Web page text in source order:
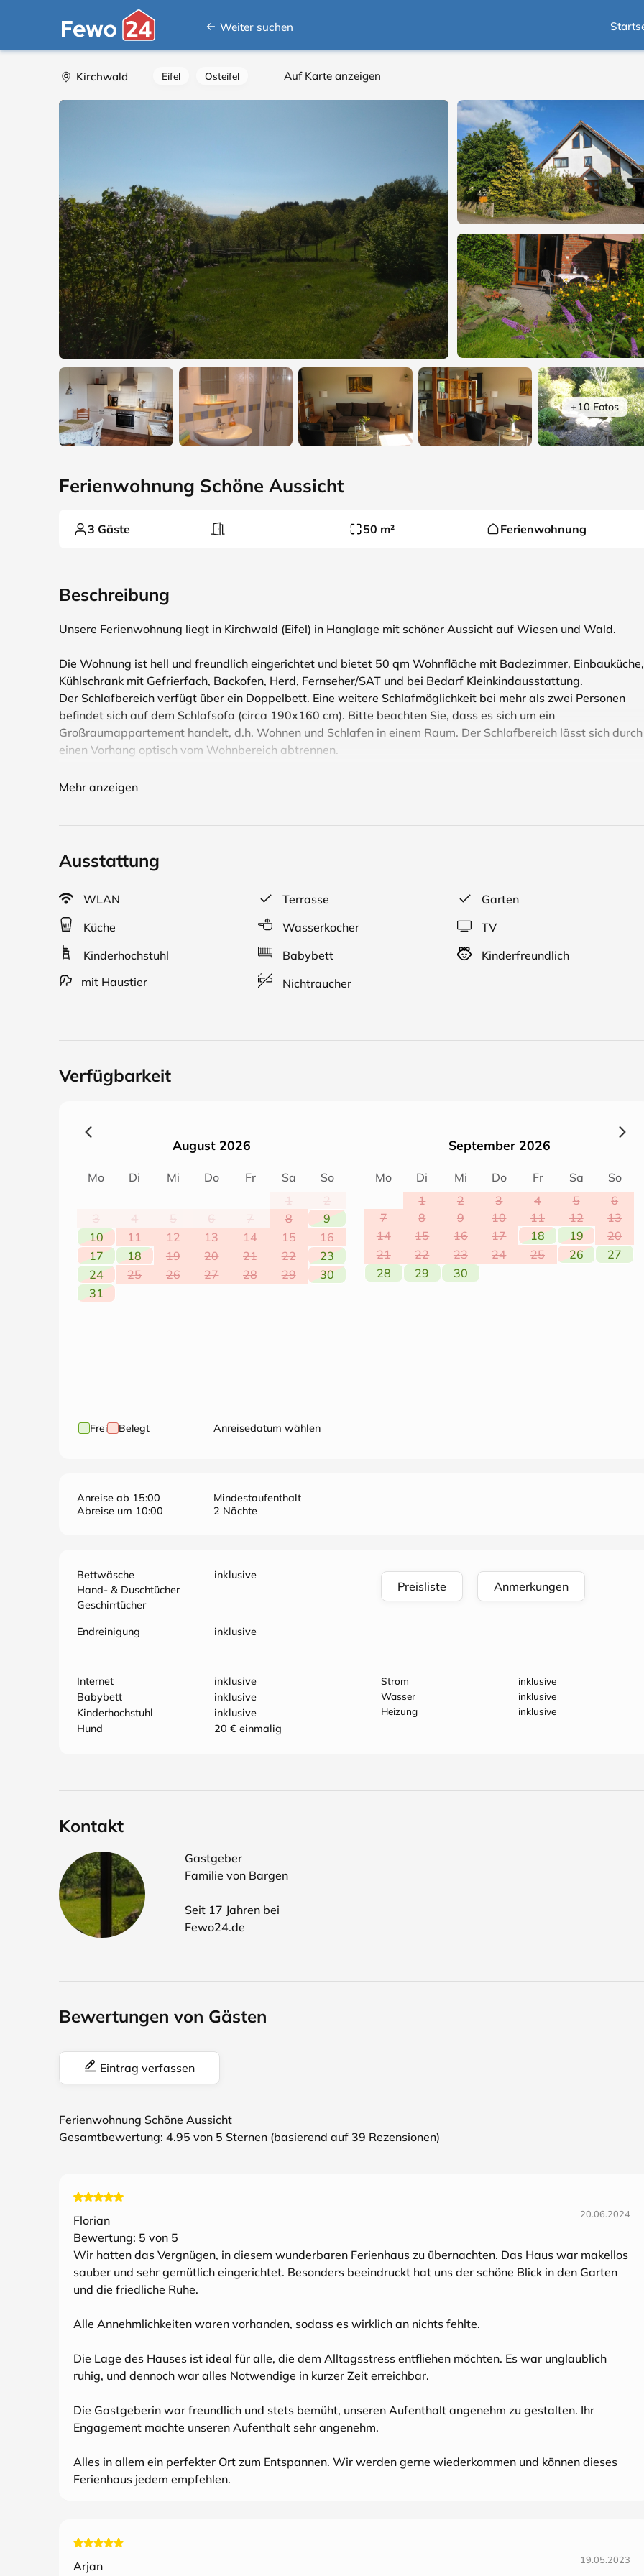
Weiter suchen
Kirchwald Eifel Osteifel Auf Karte anzeigen
+10 Fotos
Ferienwohnung Schöne Aussicht
3 Gäste 50 m² Ferienwohnung
Beschreibung
Unsere Ferienwohnung liegt in Kirchwald (Eifel) in Hanglage mit schöner Aussicht auf Wiesen und Wald.
Die Wohnung ist hell und freundlich eingerichtet und bietet 50 qm Wohnfläche mit Badezimmer, Einbauküche,
Kühlschrank mit Gefrierfach, Backofen, Herd, Fernseher/SAT und bei Bedarf Kleinkindausstattung.
Der Schlafbereich verfügt über ein Doppelbett. Eine weitere Schlafmöglichkeit bei mehr als zwei Personen
befindet sich auf dem Schlafsofa (circa 190x160 cm). Bitte beachten Sie, dass es sich um ein
Großraumappartement handelt, d.h. Wohnen und Schlafen in einem Raum. Der Schlafbereich lässt sich durch
einen Vorhang optisch vom Wohnbereich abtrennen.
WLAN ist kostenlos vorhanden. Die Wohnung verfügt über einen eigenen Hauseingang und Terrasse im
Inklusive Bettwäsche, Handtücher, Seife, Reinigungsmittel und Toilettenpapier.
Baby-/ Kleinkindausstattung kostenlos vorhanden.
Haustiere auf Anfrage: Maximal 2 kleine oder 1 großer Hund. Bitte beachten Sie, dass der Garten nicht
komplett umzäunt und Ihr Hund daher draußen angeleint ist. Es schaut ab und zu auch eine Katze im Garten
Keine Angst vor Bienen! In dem Garten haben wir in einer Ecke Bienenvölker stehen. Normalerweise wählen
Bienen ihren Weg fernab der Ferienwohnung, dennoch bitte bedenken Sie dies, falls Sie eine Allergie oder
Mehr anzeigen
Ausstattung
WLAN Terrasse
Garten
Küche
Wasserkocher
TV
Kinderhochstuhl
Babybett
Kinderfreundlich
mit Haustier
Nichtraucher
Verfügbarkeit
August 2026
Mo Di Mi Do Fr Sa
So
1
2
3
4 5 6 7 8
9
10
11 12 13 14 15
16
17
18 19 20 21 22
23
24
25 26 27 28 29
30
31
September 2026
Mo Di Mi Do Fr Sa
So
1
2 3 4 5
6
7
8 9 10 11 12
13
14
15 16 17 18 19
20
21
22 23 24 25 26
27
28
29 30
Frei Belegt Anreisedatum wählen
Anreise ab 15:00
Abreise um 10:00
Mindestaufenthalt
2 Nächte
Bettwäsche
Hand- & Duschtücher
Geschirrtücher
inklusive
Endreinigung inklusive
Preisliste Anmerkungen
Internet
inklusive
Babybett
inklusive
Kinderhochstuhl
inklusive
Hund
20 € einmalig
Strom
inklusive
Wasser
inklusive
Heizung
inklusive
Kontakt
Gastgeber
Familie von Bargen
Seit 17 Jahren bei
Fewo24.de
Bewertungen von Gästen
Eintrag verfassen
Ferienwohnung Schöne Aussicht
Gesamtbewertung: 4.95 von 5 Sternen (basierend auf 39 Rezensionen)
Florian 20.06.2024
Bewertung: 5 von 5
Wir hatten das Vergnügen, in diesem wunderbaren Ferienhaus zu übernachten. Das Haus war makellos
sauber und sehr gemütlich eingerichtet. Besonders beeindruckt hat uns der schöne Blick in den Garten
und die friedliche Ruhe.
Alle Annehmlichkeiten waren vorhanden, sodass es wirklich an nichts fehlte.
Die Lage des Hauses ist ideal für alle, die dem Alltagsstress entfliehen möchten. Es war unglaublich
ruhig, und dennoch war alles Notwendige in kurzer Zeit erreichbar.
Die Gastgeberin war freundlich und stets bemüht, unseren Aufenthalt angenehm zu gestalten. Ihr
Engagement machte unseren Aufenthalt sehr angenehm.
Alles in allem ein perfekter Ort zum Entspannen. Wir werden gerne wiederkommen und können dieses
Ferienhaus jedem empfehlen.
Arjan 19.05.2023